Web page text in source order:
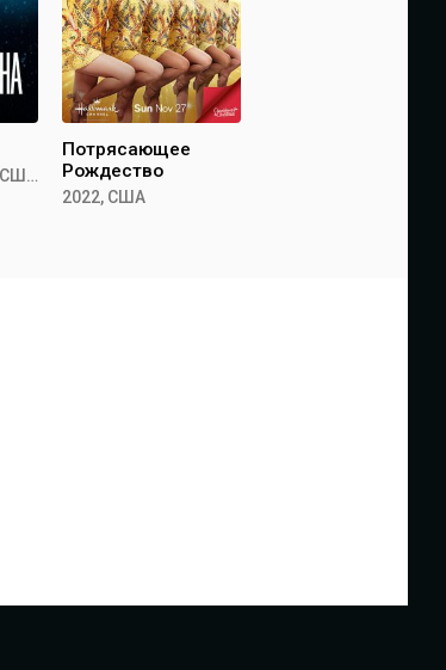
2020, Австралия, США, Великобритания
Потрясающее
Рождество
2022, США